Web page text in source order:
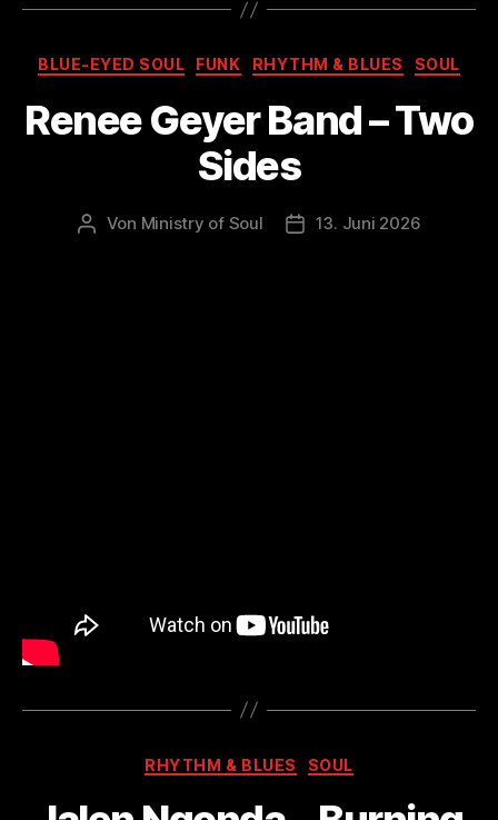
Kategorien
BLUE-EYED SOUL FUNK RHYTHM & BLUES SOUL
Renee Geyer Band – Two
Sides
Beitragsautor
Von Ministry of Soul Veröffentlichungsdatum
13. Juni 2026
Kategorien
RHYTHM & BLUES SOUL